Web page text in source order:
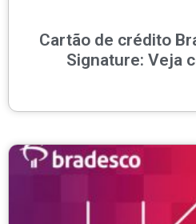
Cartão de crédito
Signature: Veja